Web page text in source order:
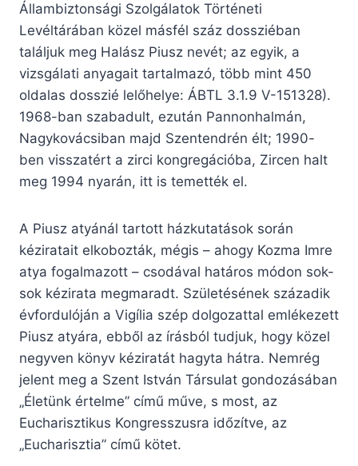
Állambiztonsági Szolgálatok Történeti
Levéltárában közel másfél száz dossziéban
találjuk meg Halász Piusz nevét; az egyik, a
vizsgálati anyagait tartalmazó, több mint 450
oldalas dosszié lelőhelye: ÁBTL 3.1.9 V-151328).
1968-ban szabadult, ezután Pannonhalmán,
Nagykovácsiban majd Szentendrén élt; 1990-
ben visszatért a zirci kongregációba, Zircen halt
meg 1994 nyarán, itt is temették el.
A Piusz atyánál tartott házkutatások során
kéziratait elkobozták, mégis – ahogy Kozma Imre
atya fogalmazott – csodával határos módon sok-
sok kézirata megmaradt. Születésének századik
évfordulóján a Vigília szép dolgozattal emlékezett
Piusz atyára, ebből az írásból tudjuk, hogy közel
negyven könyv kéziratát hagyta hátra. Nemrég
jelent meg a Szent István Társulat gondozásában
„Életünk értelme” című műve, s most, az
Eucharisztikus Kongresszusra időzítve, az
„Eucharisztia” című kötet.